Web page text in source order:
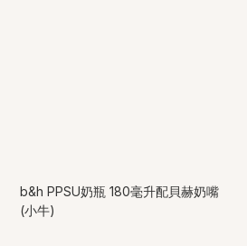
b&h PPSU奶瓶 180毫升配貝赫奶嘴
(小牛)